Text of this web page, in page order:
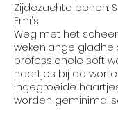
Zijdezachte benen:
Emi's
Weg met het
wekenlange
professionele soft
haartjes bij de
ingegroeide
worden